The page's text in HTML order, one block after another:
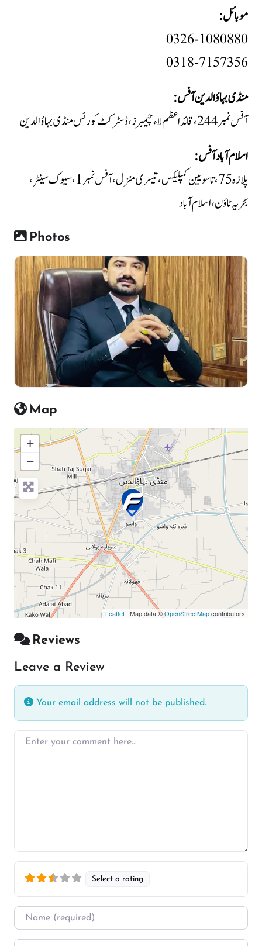
موبائل:
0326-1080880
0318-7157356
منڈی بہاؤالدین آفس:
آفس نمبر 244، قائداعظم لاء چیمبرز، ڈسٹرکٹ کورٹس منڈی بہاؤالدین
اسلام آباد آفس:
پلازہ 75، تاسویین کمپلیکس، تیسری منزل، آفس نمبر 1، سیوک سینٹر،
بحریہ ٹاؤن، اسلام آباد
Photos
Map
+
−
Press Enter key to search
Leaflet | Map data ©OpenStreetMapcontributors
Reviews
Leave a Review
Your email address will not be published.
Enter your comment here…
Select a rating
Name